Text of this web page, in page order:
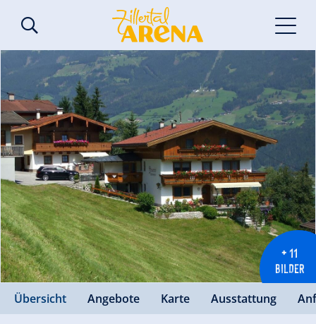
+ 11
BILDER
Übersicht Angebote Karte Ausstattung